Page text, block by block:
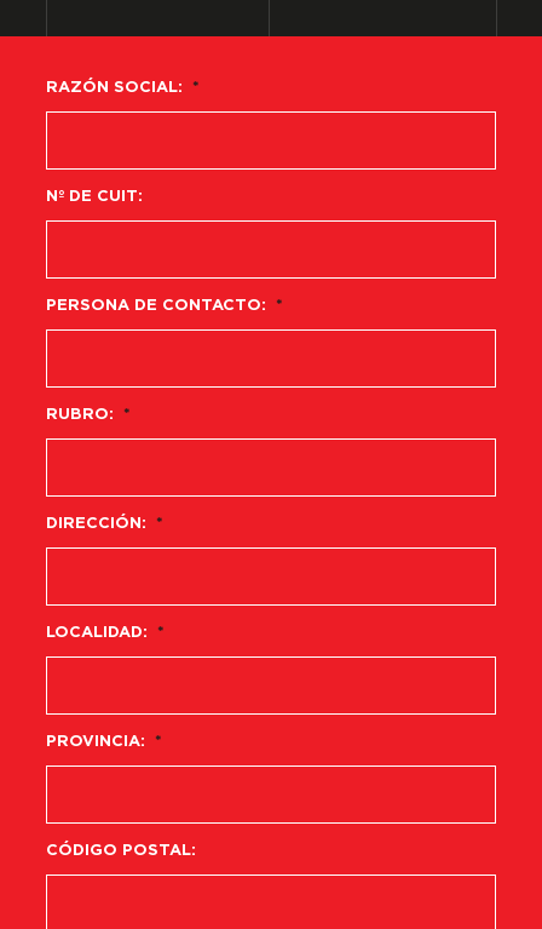
RAZÓN SOCIAL: *
Nº DE CUIT:
PERSONA DE CONTACTO: *
RUBRO: *
DIRECCIÓN: *
LOCALIDAD: *
PROVINCIA: *
CÓDIGO POSTAL: